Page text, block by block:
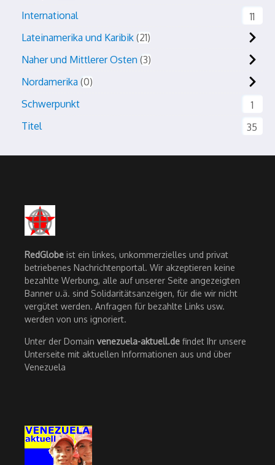
International
11
Lateinamerika und Karibik 21
Naher und Mittlerer Osten 3
Nordamerika 0
Schwerpunkt
1
Titel
35
RedGlobe ist ein linkes, unkommerzielles und privat
betriebenes Nachrichtenportal. Wir akzeptieren keine
bezahlte Werbung, alle auf unserer Seite angezeigten
Banner u.ä. sind Solidaritätsanzeigen, für die wir nicht
vergütet werden. Anfragen für bezahlte Links usw.
werden von uns ignoriert.
Unter der Domain venezuela-aktuell.de findet Ihr unsere
Unterseite mit aktuellen Informationen aus und über
Venezuela